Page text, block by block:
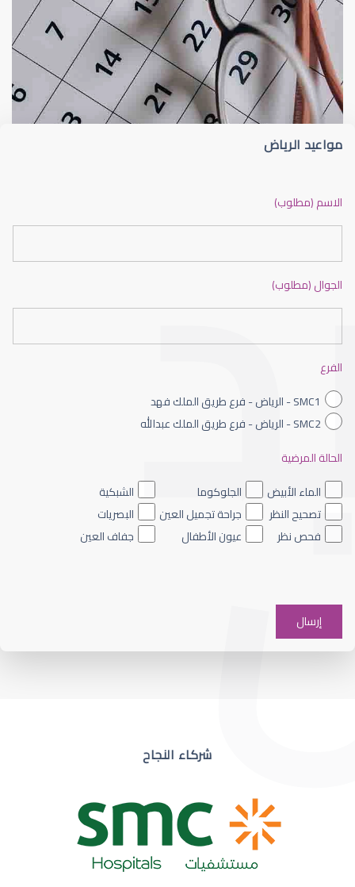
قلوبال لرعاية العين ضعف نظر
ضعف نظر الاطفال
ضعف نظر العين اليسرى
ضعف نظر مفاجئ
مواعيد الرياض
الاسم (مطلوب)
الجوال (مطلوب)
الفرع
SMC1 - الرياض - فرع طريق الملك فهد
SMC2 - الرياض - فرع طريق الملك عبدالله
الحالة المرضية
الماء الأبيض
الجلوكوما
الشبكية
تصحيح النظر
جراحة تجميل العين
البصريات
فحص نظر
عيون الأطفال جفاف العين
شركاء النجاح